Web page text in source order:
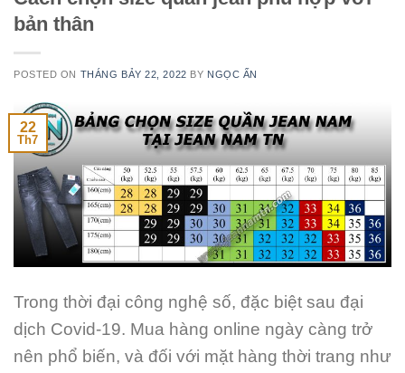
bản thân
POSTED ON THÁNG BẢY 22, 2022 BY NGỌC ẤN
22
Th7
Trong thời đại công nghệ số, đặc biệt sau đại
dịch Covid-19. Mua hàng online ngày càng trở
nên phổ biến, và đối với mặt hàng thời trang như